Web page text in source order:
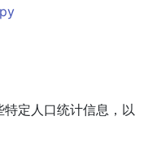
定人口统计信息，以